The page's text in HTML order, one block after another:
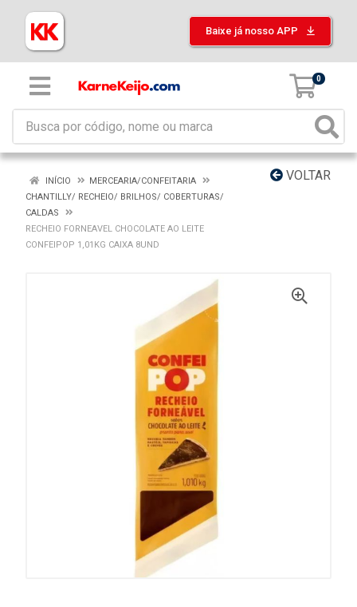
Baixe já nosso APP
0
VOLTAR
INÍCIO
MERCEARIA/CONFEITARIA
CHANTILLY/ RECHEIO/ BRILHOS/ COBERTURAS/
CALDAS
RECHEIO FORNEAVEL CHOCOLATE AO LEITE
CONFEIPOP 1,01KG CAIXA 8UND